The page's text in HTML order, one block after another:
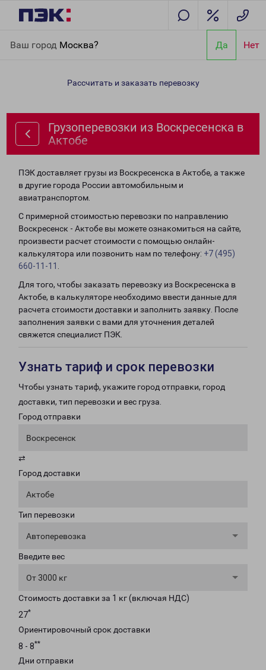
Ваш город Москва? Да Нет
Актобе
Рассчитать и заказать перевозку
Грузоперевозки из Воскресенска в
Актобе
ПЭК доставляет грузы из Воскресенска в Актобе, а также
в другие города России автомобильным и
авиатранспортом.
С примерной стоимостью перевозки по направлению
Воскресенск - Актобе вы можете ознакомиться на сайте,
произвести расчет стоимости с помощью онлайн-
калькулятора или позвонить нам по телефону: +7 (495)
660-11-11
Для того, чтобы заказать перевозку из Воскресенска в
Актобе, в калькуляторе необходимо ввести данные для
расчета стоимости доставки и заполнить заявку. После
заполнения заявки с вами для уточнения деталей
свяжется специалист ПЭК.
Узнать тариф и срок перевозки
Чтобы узнать тариф, укажите город отправки, город
доставки, тип перевозки и вес груза.
Город отправки
Воскресенск
⇄
Город доставки
Актобе
Тип перевозки
Автоперевозка
Введите вес
От 3000 кг
Стоимость доставки за 1 кг (включая НДС)
27*
Ориентировочный срок доставки
8 - 8**
Дни отправки